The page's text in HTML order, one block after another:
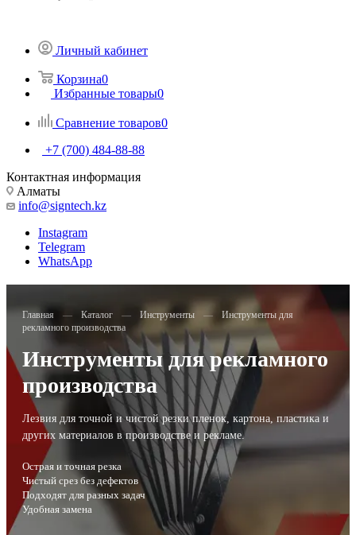
Личный кабинет
Корзина0
Избранные товары0
Сравнение товаров0
+7 (700) 484-88-88
Контактная информация
Алматы
info@signtech.kz
Instagram
Telegram
WhatsApp
Главная — Каталог — Инструменты —
Инструменты для
рекламного производства
Инструменты для рекламного
производства
Лезвия для точной и чистой резки пленок, картона, пластика и
других материалов в производстве и рекламе.
Острая и точная резка
Чистый срез без дефектов
Подходят для разных задач
Удобная замена